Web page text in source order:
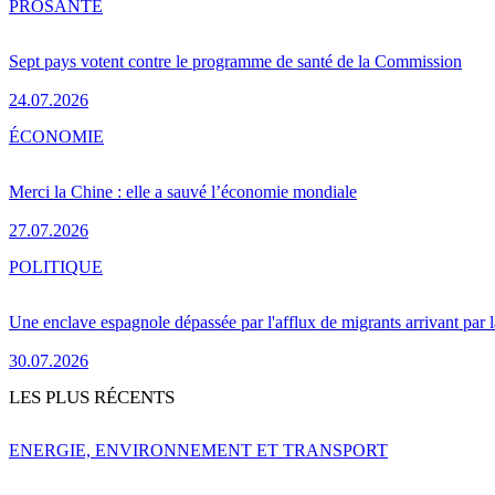
Sept pays votent contre le programme de santé de la Commission
24.07.2026
PROSANTÉ
Merci la Chine : elle a sauvé l’économie mondiale
27.07.2026
ÉCONOMIE
Une enclave espagnole dépassée par l'afflux de migrants arrivant par
30.07.2026
POLITIQUE
LES PLUS RÉCENTS
ENERGIE, ENVIRONNEMENT ET TRANSPORT